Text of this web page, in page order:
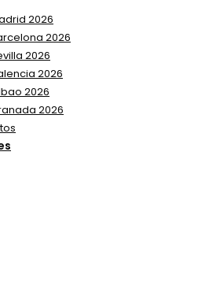
2026
2026
2026
2026
2026
2026